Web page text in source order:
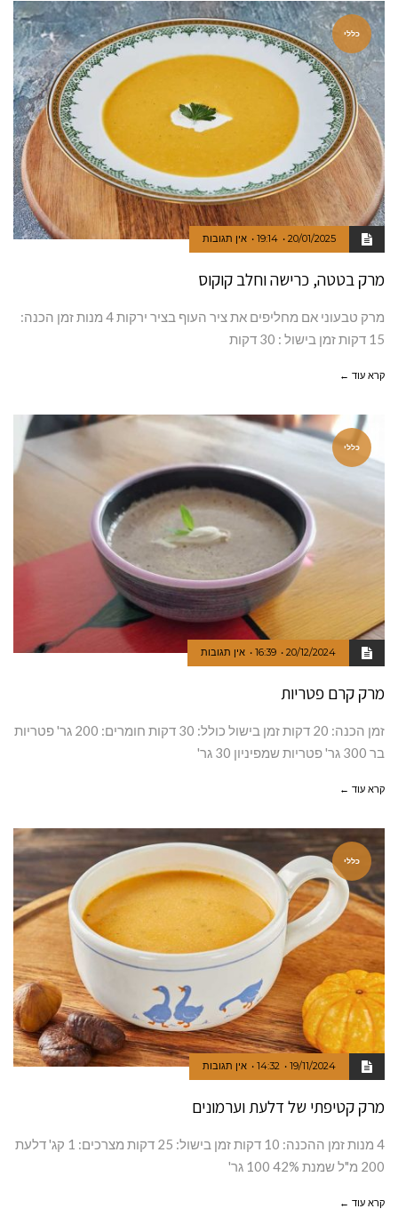
כללי
20/01/2025
19:14 אין תגובות
מרק בטטה, כרישה וחלב קוקוס
מרק טבעוני אם מחליפים את ציר העוף בציר ירקות 4 מנות זמן הכנה:
15 דקות זמן בישול : 30 דקות
קרא עוד ←
כללי
20/12/2024
16:39 אין תגובות
מרק קרם פטריות
זמן הכנה: 20 דקות זמן בישול כולל: 30 דקות חומרים: 200 גר' פטריות
בר 300 גר' פטריות שמפיניון 30 גר'
קרא עוד ←
כללי
19/11/2024
14:32 אין תגובות
מרק קטיפתי של דלעת וערמונים
4 מנות זמן ההכנה: 10 דקות זמן בישול: 25 דקות מצרכים: 1 קג' דלעת
200 מ"ל שמנת 42% 100 גר'
קרא עוד ←